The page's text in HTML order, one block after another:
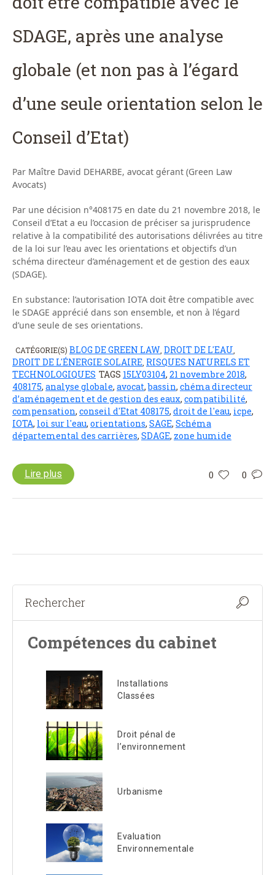
SDAGE, après une analyse
globale (et non pas à l’égard
d’une seule orientation selon le
Conseil d’Etat)
Par Maître David DEHARBE, avocat gérant (Green Law
Avocats)
Par une décision n°408175 en date du 21 novembre 2018, le
Conseil d’Etat a eu l’occasion de préciser sa jurisprudence
relative à la compatibilité des autorisations délivrées au titre
de la loi sur l’eau avec les orientations et objectifs d’un
schéma directeur d’aménagement et de gestion des eaux
(SDAGE).
En substance: l’autorisation IOTA doit être compatible avec
le SDAGE apprécié dans son ensemble, et non à l’égard
d’une seule de ses orientations.
CATÉGORIE(S) BLOG DE GREEN LAW DROIT DE L'EAU
DROIT DE L'ÉNERGIE SOLAIRE RISQUES NATURELS ET
TECHNOLOGIQUES TAGS 15LY03104, 21 novembre 2018,
408175, analyse globale, avocat,bassin, chéma directeur
d’aménagement et de gestion des eaux, compatibilité,
compensation, conseil d'Etat 408175, droit de l'eau, icpe,
IOTA, loi sur l'eau, orientations, SAGE, Schéma
départemental des carrières, SDAGE, zone humide
0 0
Lire plus
Compétences du cabinet
Installations
Classées
Droit pénal de
l’environnement
Urbanisme
Evaluation
Environnementale